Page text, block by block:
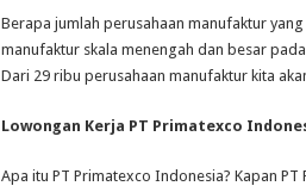
Berapa jumlah perusahaan manufaktur
manufaktur skala menengah dan besar
Dari 29 ribu perusahaan manufaktur kita
Lowongan Kerja PT Primatexco
Apa itu PT Primatexco Indonesia? Kapan